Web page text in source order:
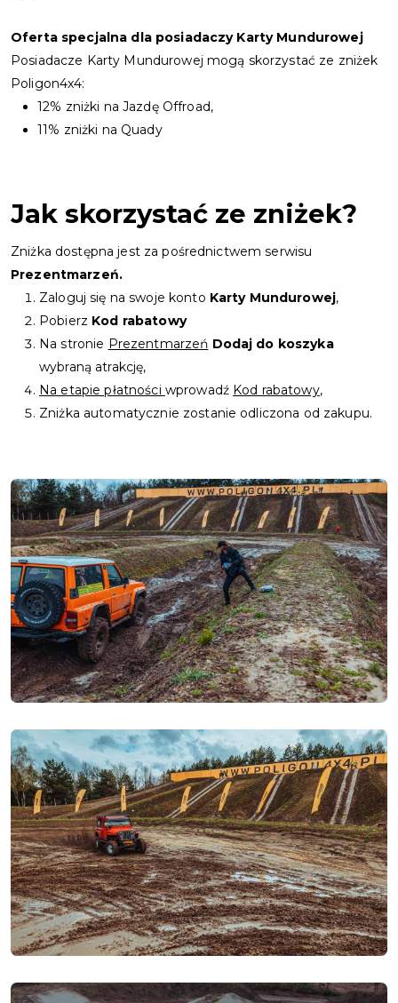
Oferta specjalna dla posiadaczy Karty Mundurowej
Posiadacze Karty Mundurowej mogą skorzystać ze zniżek
Poligon4x4:
12% zniżki na Jazdę Offroad,
11% zniżki na Quady
Jak skorzystać ze zniżek?
Zniżka dostępna jest za pośrednictwem serwisu
Prezentmarzeń.
Zaloguj się na swoje konto Karty Mundurowej,
Pobierz Kod rabatowy
Na stronie Prezentmarzeń Dodaj do koszyka
wybraną atrakcję,
Na etapie płatności wprowadź Kod rabatowy,
Zniżka automatycznie zostanie odliczona od zakupu.